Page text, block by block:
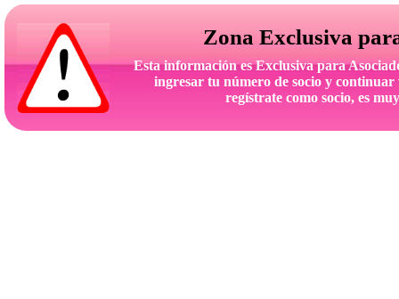
Esta información es Exclusiva para
ingresar tu número de socio y
regístrate como socio, es
Zona Exclusiva